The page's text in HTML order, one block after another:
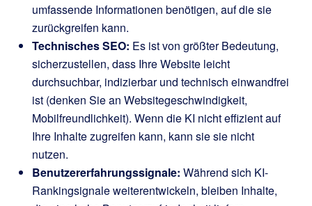
umfassende Informationen benötigen, auf die sie
zurückgreifen kann.
Technisches SEO: Es ist von größter Bedeutung,
sicherzustellen, dass Ihre Website leicht
durchsuchbar, indizierbar und technisch einwandfrei
ist (denken Sie an Websitegeschwindigkeit,
Mobilfreundlichkeit). Wenn die KI nicht effizient auf
Ihre Inhalte zugreifen kann, kann sie sie nicht
nutzen.
Benutzererfahrungssignale: Während sich KI-
Rankingsignale weiterentwickeln, bleiben Inhalte,